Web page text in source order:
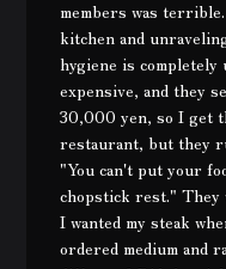
members was
kitchen and
hygiene is completely
expensive, and they
30,000 yen, so I get
restaurant, but they
"You can't put your
chopstick rest." They
I wanted my steak
ordered medium and